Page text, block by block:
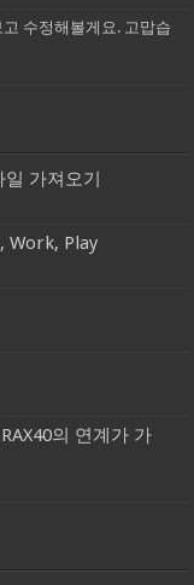
수정해볼게요. 고맙습
가져오기
Work, Play
의 연계가 가